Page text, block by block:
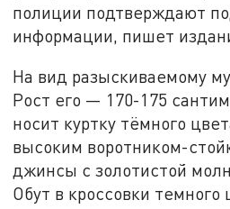
полиции подтверждают
информации, пишет
На вид разыскиваемому
Рост его — 170-175
носит куртку тёмного
высоким воротником-
джинсы с золотистой
Обут в кроссовки темного